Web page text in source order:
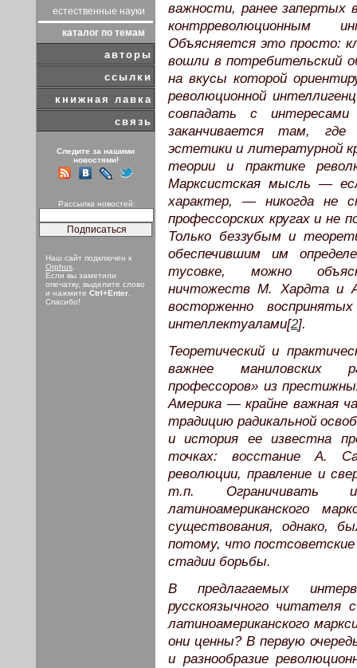
естественные науки
каталог по темам
авторы
ссылки
книжная лавка
связь
Следите за нашими
новостями!
Рассылка новостей:
Наш сайт подключен к
Orphus
Если вы заметили
опечатку, выделите слово
и нажмите Ctrl+Enter
Спасибо!
важности, ранее запертых
контрреволюционным
Объясняется это просто:
вошли в потребительский
на вкусы которой
революционной
совпадать с интересами
заканчивается там,
эстетики и литературной
теории и практике
Марксистская мысль —
характер, — никогда не
профессорских кругах и не
Только беззубым и
обеспечившим им
тусовке, можно
ничтожеств М. Хардта и
восторженно
интеллектуалами[2].
Теоретический и
важнее маниловских
профессоров» из
Америка — крайне важная
традицию радикальной
и история ее известна
точках: восстание А.
революции, правление и
т.п. Ограничивать
латиноамериканского
существования, однако,
потому, что постсоветские
стадии борьбы.
В предлагаемых
русскоязычного читателя
латиноамериканского
они ценны? В первую
и разнообразие